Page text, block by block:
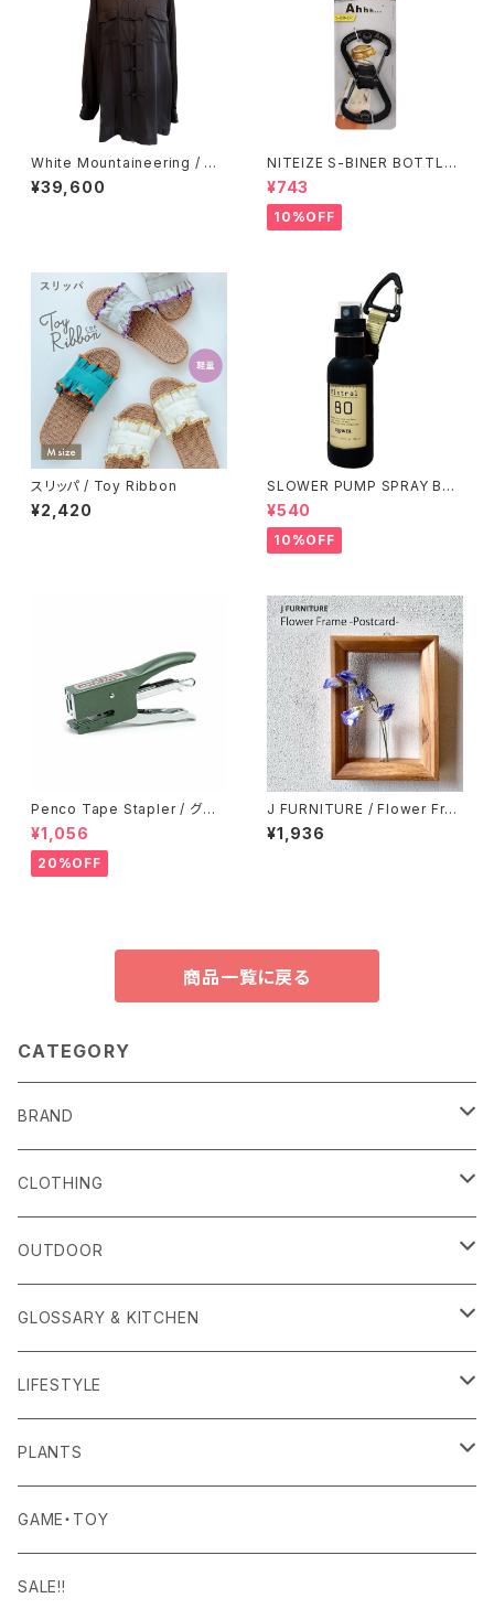
White Mountaineering / CH
INA SHIRT
¥39,600
NITEIZE S-BINER BOTTLE
OPENER / ブラック
¥743
10%OFF
スリッパ / Toy Ribbon
¥2,420
SLOWER PUMP SPRAY BO
TTLE / サンド
¥540
10%OFF
Penco Tape Stapler / グリ
ーン
¥1,056
20%OFF
J FURNITURE / Flower Fra
me - Post card -
¥1,936
商品一覧に戻る
CATEGORY
BRAND
alls
Amina Collection
APOTHEKE FRAGRANCE
BAICYCLON
BISQUE
Curry Mason
Detail
CLOTHING
OUTER
TOPS
BOTTOMS
ROOM WEAR
SHOES
HAT・CAP
OUTDOOR
CARRYING GOODS
LIGHTING
MILITARY GOODS
NITE IZE
S-BBINER
RGM
GLOSSARY & KITCHEN
FOOD
DRINK
KITCHEN GOODS
TABLEWARE
LIFESTYLE
ALOMA
ART PIECE
BODY & SKIN CARE
PLANTS
POTTED PLANTS
TERRARIUM
GAME・TOY
SALE!!